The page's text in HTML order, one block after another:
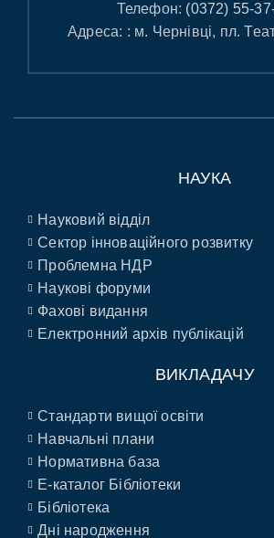
Телефон: (0372) 55-
Адреса: : м. Чернівці, пл.
НАУКА
Науковий відділ
Сектор інноваційного розвитку
Проблемна НДР
Наукові форуми
Фахові видання
Електронний архів публікацій
ВИКЛАДАЧУ
Стандарти вищої освіти
Навчальні плани
Нормативна база
E-каталог Бібліотеки
Бібліотека
Дні народження